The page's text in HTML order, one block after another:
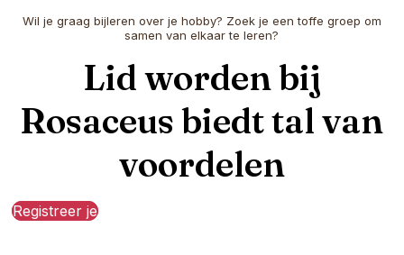
Wil je graag bijleren over je hobby? Zoek je een toffe groep om
samen van elkaar te leren?
Lid worden bij
Rosaceus biedt tal van
voordelen
Registreer je